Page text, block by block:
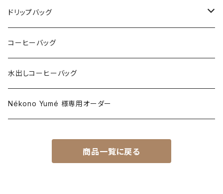
150g
アフリカ
ラテンアメリカ
300g
アフリカ
ラテンアメリカ
アソート
ドリップバッグ
アフリカ
ラテンアメリカ
アジア・パシフィック
コーヒーバッグ
水出しコーヒーバッグ
Nékono Yumé 様専用オーダー
商品一覧に戻る